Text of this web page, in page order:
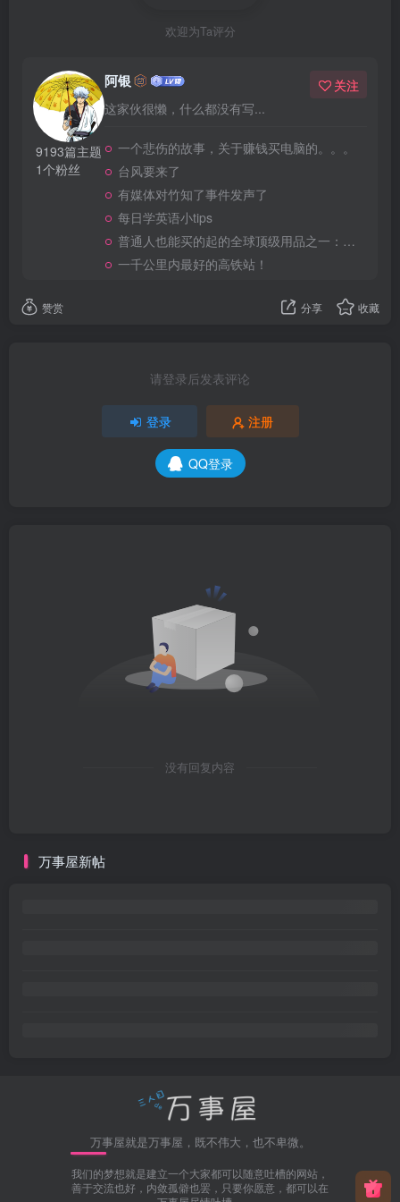
欢迎为Ta评分
9193篇主题
1个粉丝
阿银
这家伙很懒，什么都没有写...
关注
一个悲伤的故事，关于赚钱买电脑的。。。
台风要来了
有媒体对竹知了事件发声了
每日学英语小tips
普通人也能买的起的全球顶级用品之一：WD-40润滑除锈剂！
一千公里内最好的高铁站！
赞赏 分享 收藏
请登录后发表评论
登录 注册
QQ登录
没有回复内容
万事屋新帖
万事屋就是万事屋，既不伟大，也不卑微。
我们的梦想就是建立一个大家都可以随意吐槽的网站，
善于交流也好，内敛孤僻也罢，只要你愿意，都可以在